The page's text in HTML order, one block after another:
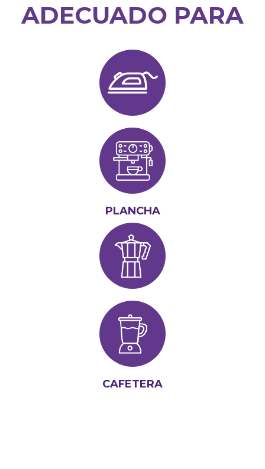
ADECUADO PARA
PLANCHA
CAFETERA